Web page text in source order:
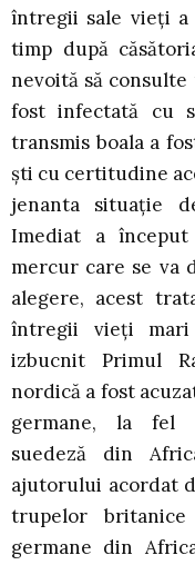
întregii sale vieţi
timp după
nevoită să
fost infectată cu
transmis boala a
şti cu certitudine
jenanta situaţie
Imediat a
mercur care se va
alegere, acest
întregii vieţi mari
izbucnit Primul
nordică a fost
germane, la fel
suedeză din
ajutorului acordat
trupelor
germane din